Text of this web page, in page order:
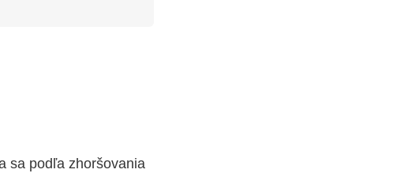
sa podľa zhoršovania